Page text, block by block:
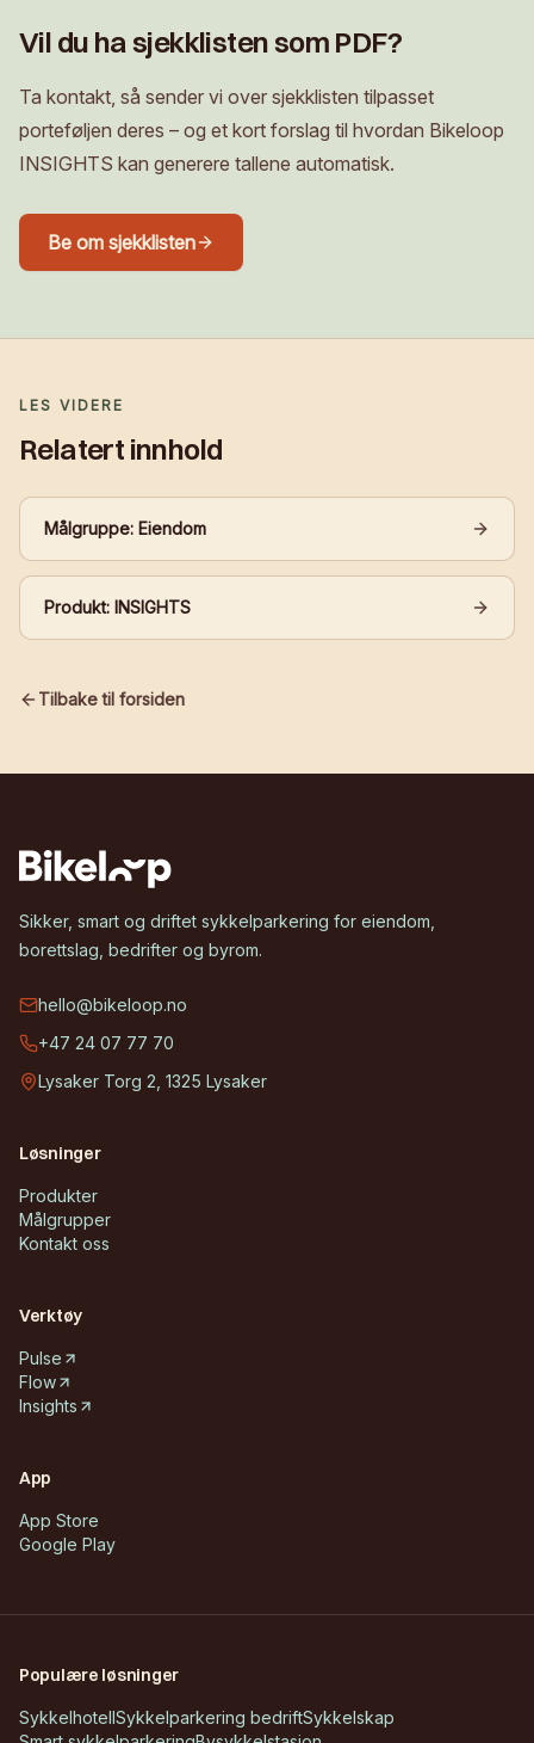
Vil du ha sjekklisten som PDF?
Ta kontakt, så sender vi over sjekklisten tilpasset
porteføljen deres – og et kort forslag til hvordan Bikeloop
INSIGHTS kan generere tallene automatisk.
Be om sjekklisten
LES VIDERE
Relatert innhold
Målgruppe: Eiendom
Produkt: INSIGHTS
Tilbake til forsiden
Sikker, smart og driftet sykkelparkering for eiendom,
borettslag, bedrifter og byrom.
hello@bikeloop.no
+47 24 07 77 70
Lysaker Torg 2, 1325 Lysaker
Løsninger
Produkter
Målgrupper
Kontakt oss
Verktøy
Pulse
Flow
Insights
App
App Store
Google Play
Populære løsninger
SykkelhotellSykkelparkering bedriftSykkelskap